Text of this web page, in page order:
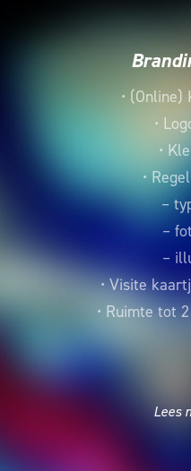
• (Online)
•
•
•
–
–
–
• Visite
• Ruimte tot
Lees